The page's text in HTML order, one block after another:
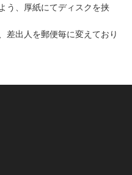
う、厚紙にてディスクを挟
差出人を郵便毎に変えており